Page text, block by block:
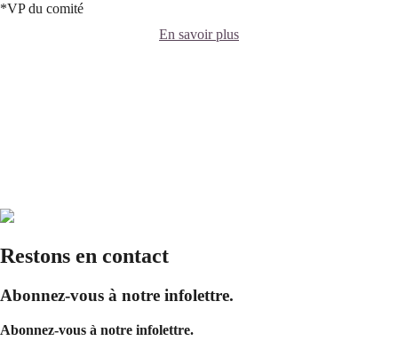
*VP du comité
En savoir plus
Restons en contact
Abonnez-vous à notre infolettre.
Abonnez-vous à notre infolettre.